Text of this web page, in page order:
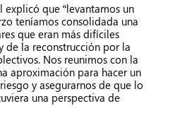
explicó que “levantamos un
teníamos consolidada una
que eran más difíciles
de la reconstrucción por la
Nos reunimos con la
aproximación para hacer un
y asegurarnos de que lo
una perspectiva de